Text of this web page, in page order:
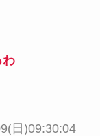
わ
日)09:30:04